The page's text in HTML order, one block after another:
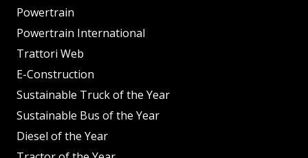
Powertrain
Powertrain International
Trattori Web
E-Construction
Sustainable Truck of the Year
Sustainable Bus of the Year
Diesel of the Year